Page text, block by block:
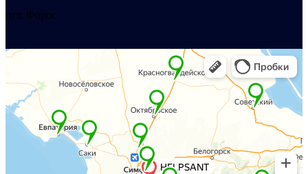
пгт. Форос